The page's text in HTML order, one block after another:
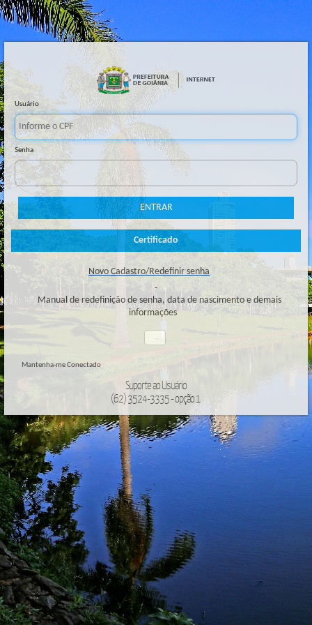
Usuário
Senha
Novo Cadastro/Redefinir senha
Manual de redefinição de senha, data de nascimento e demais
informações
Mantenha-me Conectado
Suporte ao Usuário
(62) 3524-3335 - opção 1